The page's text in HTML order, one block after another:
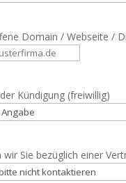
Domain / Webseite /
Kündigung (freiwillig)
wir Sie bezüglich einer